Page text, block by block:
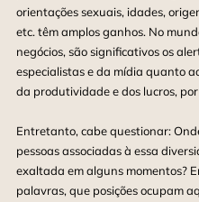
orientações sexuais, idades,
etc. têm amplos ganhos. No
negócios, são significativos os
especialistas e da mídia quanto
da produtividade e dos lucros,
Entretanto, cabe questionar:
pessoas associadas à essa
exaltada em alguns momentos?
palavras, que posições ocupam